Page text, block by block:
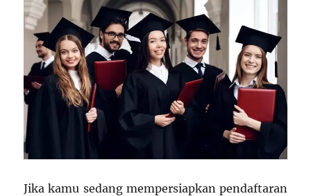
Jika kamu sedang mempersiapkan pendaftaran